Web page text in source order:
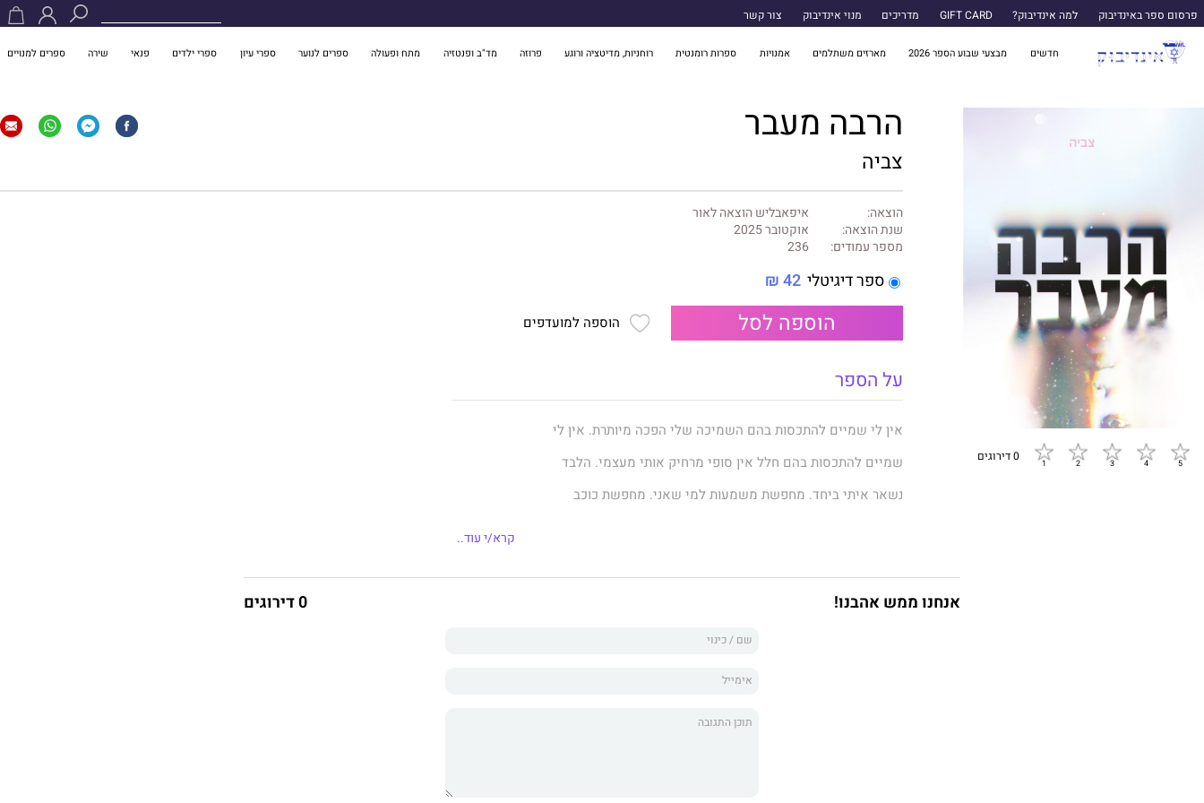
פרסום ספר באינדיבוק למה אינדיבוק? GIFT CARD מדריכים מנוי אינדיבוק צור קשר
חדשים מבצעי שבוע הספר 2026 מארזים משתלמים אמנויות ספרות רומנטית רוחניות, מדיטציה ורוגע פרוזה מד"ב ופנטזיה מתח ופעולה ספרים לנוער ספרי עיון ספרי ילדים פנאי שירה ספרים למנויים
0 דירוגים
הרבה מעבר
צביה
הוצאה:
איפאבליש הוצאה לאור
שנת הוצאה:
אוקטובר 2025
מספר עמודים:
236
ספר דיגיטלי 42 ₪
הוספה לסל הוספה למועדפים
על הספר
אין לי שמיים להתכסות בהם השמיכה שלי הפכה מיותרת. אין לי
שמיים להתכסות בהם חלל אין סופי מרחיק אותי מעצמי. הלבד
נשאר איתי ביחד. מחפשת משמעות למי שאני. מחפשת כוכב
"את הורסת לעצמך בידיים שלך"
"נשאר ממני משהו?" טביעות רגליים של דם עשו את דרכם
קרא/י עוד..
אנחנו ממש אהבנו! 0 דירוגים